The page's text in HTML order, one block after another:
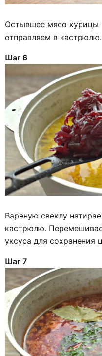
Остывшее мясо курицы
отправляем в кастрюлю.
Шаг 6
Вареную свеклу
кастрюлю.
уксуса для сохранения
Шаг 7